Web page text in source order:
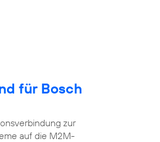
für Bosch
zur
auf die M2M-